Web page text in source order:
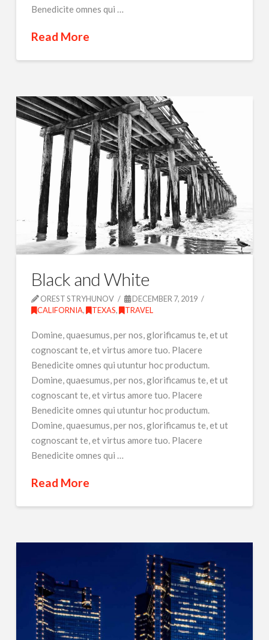
Benedicite omnes qui …
Read More
Black and White
OREST STRYHUNOV
DECEMBER 7, 2019
CALIFORNIA, TEXAS, TRAVEL
Domine, quaesumus, per nos, glorificamus te, et ut
cognoscant te, et virtus amore tuo. Placere
Benedicite omnes qui utuntur hoc productum.
Domine, quaesumus, per nos, glorificamus te, et ut
cognoscant te, et virtus amore tuo. Placere
Benedicite omnes qui utuntur hoc productum.
Domine, quaesumus, per nos, glorificamus te, et ut
cognoscant te, et virtus amore tuo. Placere
Benedicite omnes qui …
Read More